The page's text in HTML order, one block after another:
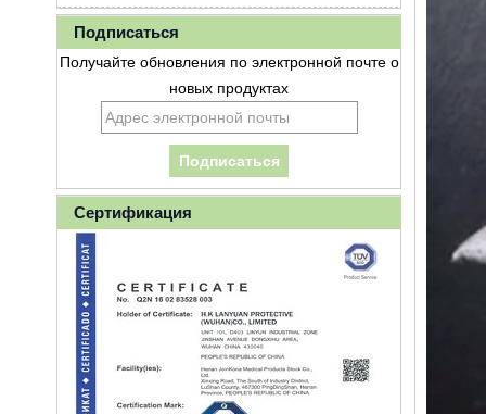
Подписаться
Получайте обновления по электронной почте о
новых продуктах
Сертификация